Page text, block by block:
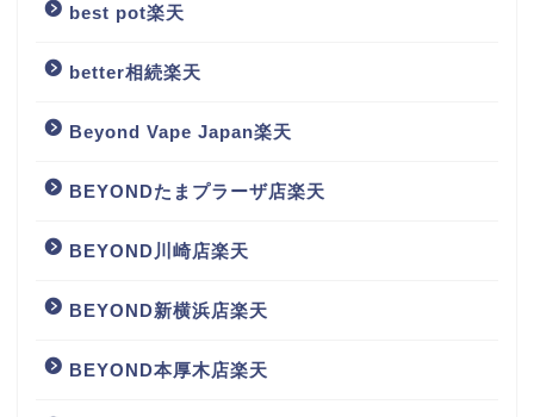
best pot楽天
better相続楽天
Beyond Vape Japan楽天
BEYONDたまプラーザ店楽天
BEYOND川崎店楽天
BEYOND新横浜店楽天
BEYOND本厚木店楽天